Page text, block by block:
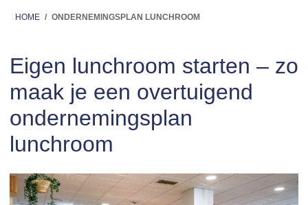
HOME / ONDERNEMINGSPLAN LUNCHROOM
Eigen lunchroom starten – zo
maak je een overtuigend
ondernemingsplan
lunchroom